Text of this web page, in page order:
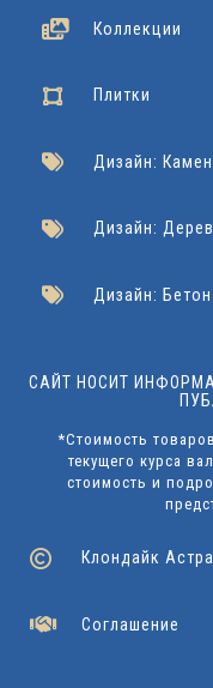
Коллекции
Плитки
Дизайн:
Дизайн:
Дизайн: Бетон
САЙТ НОСИТ
*Стоимость
текущего курса
стоимость и
Клондайк
Соглашение